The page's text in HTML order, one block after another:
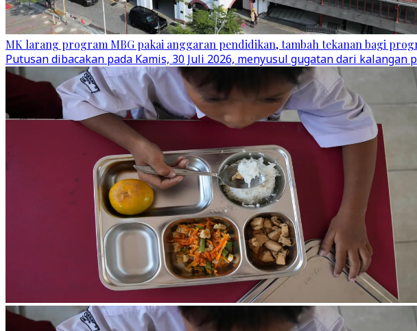
MK larang program MBG pakai anggaran pendidikan, tambah tekanan bagi
Putusan dibacakan pada Kamis, 30 Juli 2026, menyusul gugatan dari